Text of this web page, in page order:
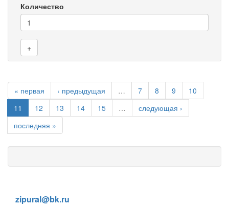
Количество
+
« первая ‹ предыдущая … 7 8 9
10
11
12 13 14 15 …
следующая ›
последняя »
zipural@bk.ru